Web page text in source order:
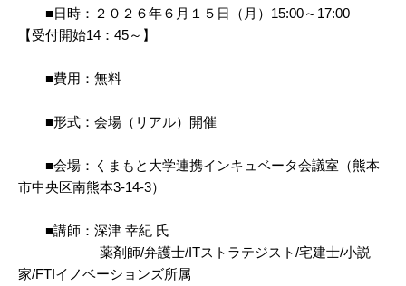
■日時：２０２６年６月１５日（月）15:00～17:00
【受付開始14：45～】
■費用：無料
■形式：会場（リアル）開催
■会場：くまもと大学連携インキュベータ会議室（熊本
市中央区南熊本3-14-3）
■講師：深津 幸紀 氏
薬剤師/弁護士/ITストラテジスト/宅建士/小説
家/FTIイノベーションズ所属